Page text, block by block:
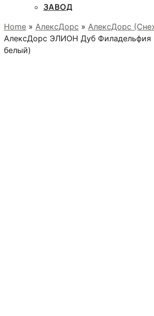
ЗАВОД
Home » АлексДорс » АлексДорс
АлексДорс ЭЛИОН Дуб Филадельфия
белый)